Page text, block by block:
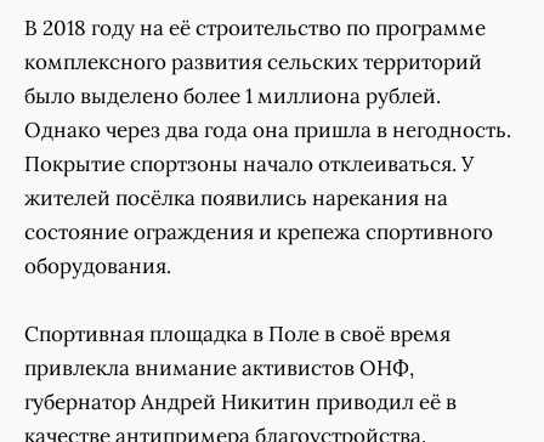
В 2018 году на её строительство по программе
комплексного развития сельских территорий
было выделено более 1 миллиона рублей.
Однако через два года она пришла в негодность.
Покрытие спортзоны начало отклеиваться. У
жителей посёлка появились нарекания на
состояние ограждения и крепежа спортивного
оборудования.
Спортивная площадка в Поле в своё время
привлекла внимание активистов ОНФ,
губернатор Андрей Никитин приводил её в
качестве антипримера благоустройства.